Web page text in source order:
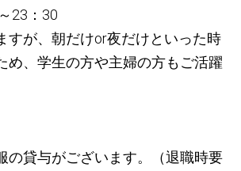
23：30
すが、朝だけor夜だけといった時
め、学生の方や主婦の方もご活躍
の貸与がございます。（退職時要